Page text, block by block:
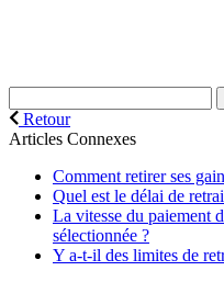
Retour
Articles Connexes
Comment retirer ses
Quel est le délai de
La vitesse du paiement
sélectionnée ?
Y a-t-il des limites de